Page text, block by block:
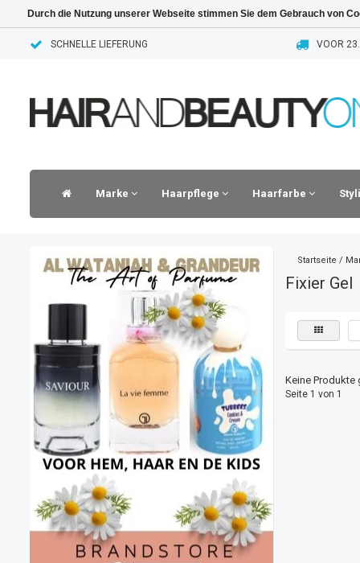
SCHNELLE LIEFERUNG VOOR
Marke Haarpflege Haarfarbe
Startseite /
Fixier Gel
Keine Produkte
Seite 1 von 1
Durch die Nutzung unserer Webseite stimmen Sie dem Gebrauch von